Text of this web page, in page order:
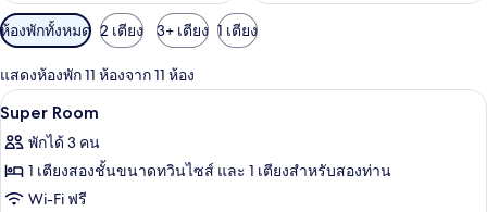
ตัว
กรอง
ที่
มี
ให้
สำหรับ
ห้อง
ห้องพักทั้งหมด 2 เตียง 3+ เตียง 1 เตียง
แสดงห้องพัก 11 ห้องจาก 11 ห้อง
เปิด
ภาพถ่าย
ทั้งหมด
ของ
โต๊ะทำงาน, ห้องเก็บเสียง, Wi-Fi ฟรี, ผ้
5
Super Room
พักได้ 3 คน
1 เตียงสองชั้นขนาดทวินไซส์ และ 1 เตียงสำหรับสองท่าน
Wi-Fi ฟรี